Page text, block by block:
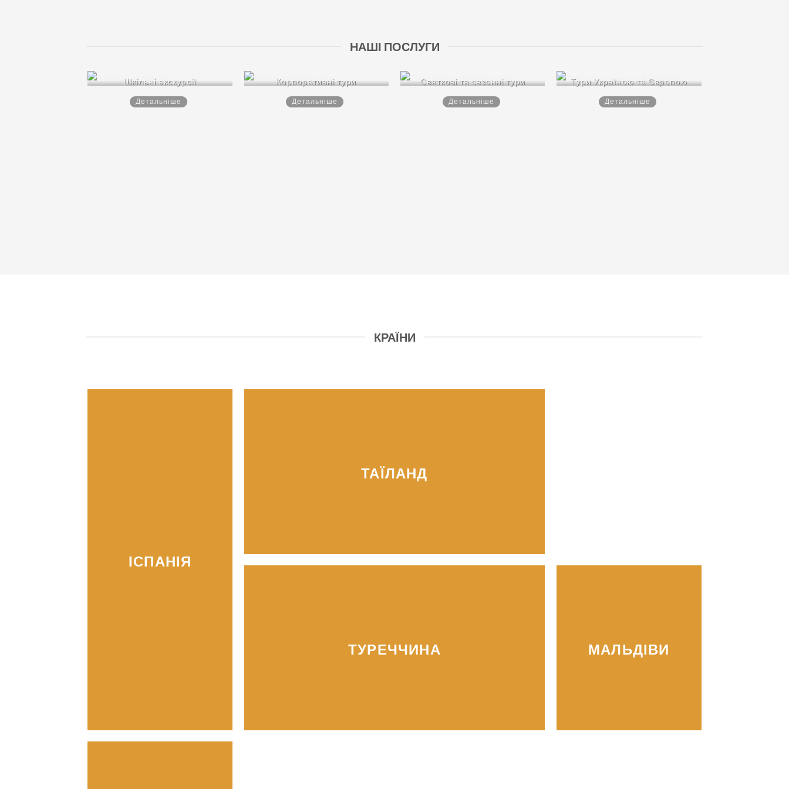
НАШІ ПОСЛУГИ
Шкільні екскурсії
Детальніше
Корпоративні тури
Детальніше
Святкові та сезонні тури
Детальніше
Тури Україною та Європою
Детальніше
КРАЇНИ
ІСПАНІЯ
ТАЇЛАНД
ТУРЕЧЧИНА МАЛЬДІВИ